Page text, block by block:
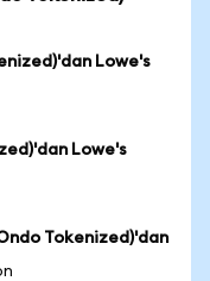
Lowe's
Lowe's
Tokenized)'dan